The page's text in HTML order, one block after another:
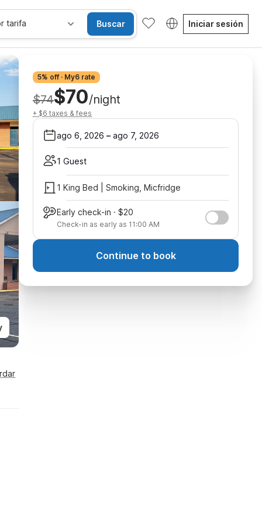
tarifa Buscar Iniciar sesión
5% off · My6 rate
$74$70/night
+ $6 taxes & fees
ago 6, 2026 – ago 7, 2026
1 Guest
1 King Bed | Smoking, Micfridge
Early check-in · $20
Check-in as early as 11:00 AM
Continue to book